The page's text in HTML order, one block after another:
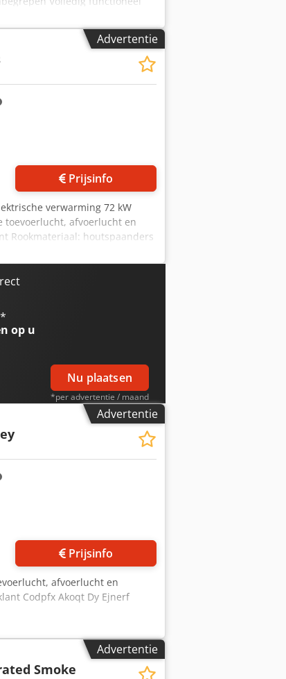
Advertentie
Prijsinfo
verwarming 72 kW
toevoerlucht, afvoerlucht en
Rookmateriaal: houtspaanders
158 Lengte: 350 Hoogte:
*
op u
Nu plaatsen
*per advertentie / maand
Advertentie
Prijsinfo
afvoerlucht en
Codpfx Akoqt Dy Ejnerf
Advertentie
Smoke